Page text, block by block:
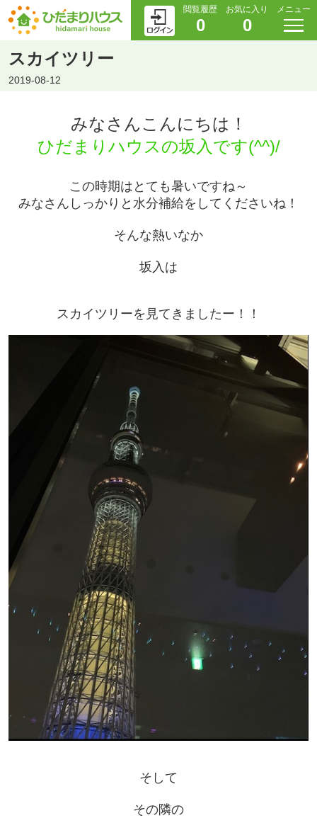
閲覧履歴
0
お気に入り
0
メニュー
スカイツリー
2019-08-12
みなさんこんにちは！
ひだまりハウスの坂入です(^^)/
この時期はとても暑いですね～
みなさんしっかりと水分補給をしてくださいね！
そんな熱いなか
坂入は
スカイツリーを見てきましたー！！
そして
その隣の